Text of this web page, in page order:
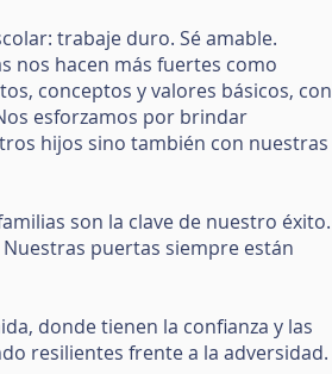
trabaje duro. Sé amable.
nos hacen más fuertes como
conceptos y valores básicos, con
esforzamos por brindar
hijos sino también con nuestras
son la clave de nuestro éxito.
puertas siempre están
donde tienen la confianza y las
resilientes frente a la adversidad.